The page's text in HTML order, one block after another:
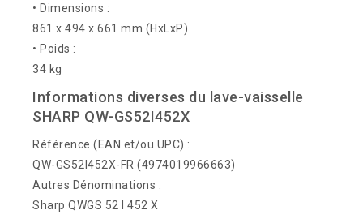
• Dimensions :
861 x 494 x 661 mm (HxLxP)
• Poids :
34 kg
Informations diverses du lave-vaisselle
SHARP QW-GS52I452X
Référence (EAN et/ou UPC) :
QW-GS52I452X-FR (4974019966663)
Autres Dénominations :
Sharp QWGS 52 I 452 X